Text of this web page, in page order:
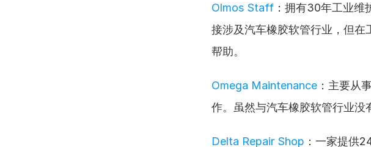
Olmos Staff ：拥有30年工业
接涉及汽车橡胶软管行业，但
帮助。
Omega Maintenance ：主要从
作。虽然与汽车橡胶软管行业没
Delta Repair Shop ：一家提供